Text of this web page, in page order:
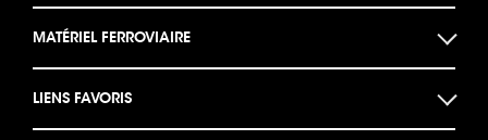
MATÉRIEL FERROVIAIRE
LIENS FAVORIS